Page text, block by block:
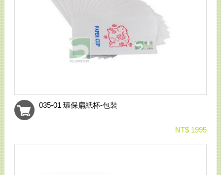
035-01 環保扁紙杯-包裝
NT$ 1995